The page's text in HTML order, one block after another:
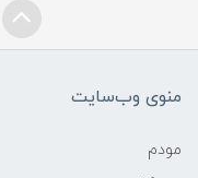
منوی وب‌سایت
مودم